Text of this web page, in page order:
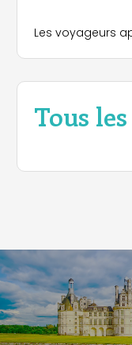
Les voyageurs
Tous